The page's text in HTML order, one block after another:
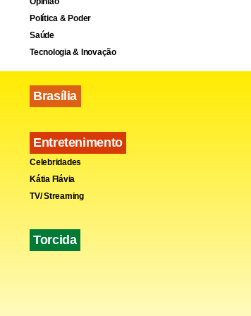
Política & Poder
Saúde
Tecnologia & Inovação
Brasília
Entretenimento
Celebridades
Kátia Flávia
TV/ Streaming
Torcida